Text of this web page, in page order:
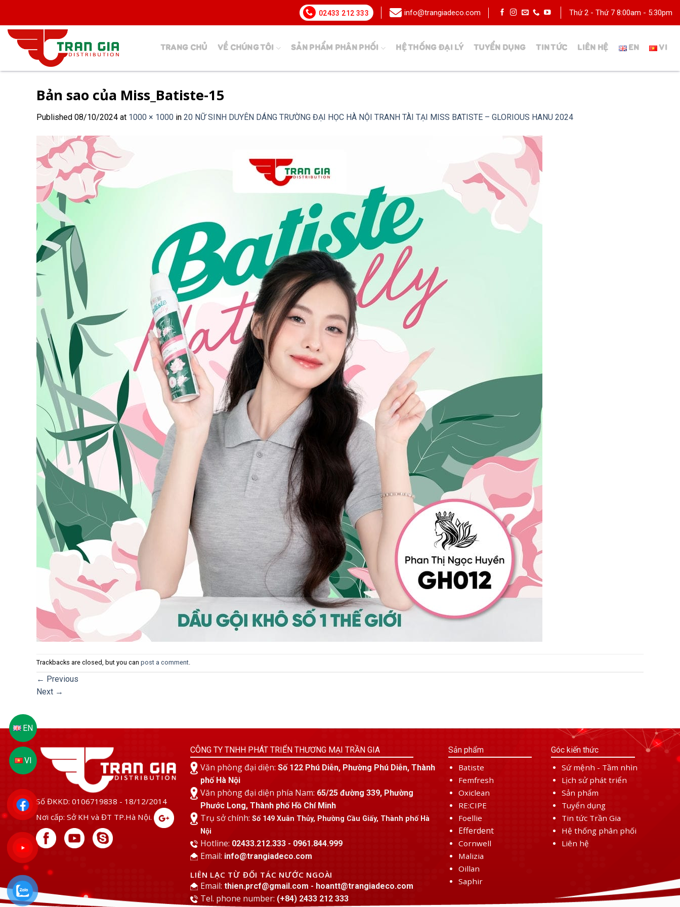
content
02433 212 333 info@trangiadeco.com Thứ 2 - Thứ 7 8:00am - 5:30pm
TRANG CHỦ VỀ CHÚNG TÔI SẢN PHẨM PHÂN PHỐI HỆ THỐNG ĐẠI LÝ TUYỂN DỤNG TIN TỨC LIÊN HỆ
Bản sao của Miss_Batiste-15
Published 08/10/2024 at 1000 × 1000 in 20 NỮ SINH DUYÊN DÁNG TRƯỜNG ĐẠI HỌC HÀ NỘI TRANH TÀI TẠI MISS BATISTE – GLORIOUS HANU 2024
Trackbacks are closed, but you can post a comment
← Previous
Next →
Số ĐKKD: 0106719838 - 18/12/2014
Nơi cấp: Sở KH và ĐT TP.Hà Nội.
CÔNG TY TNHH PHÁT TRIỂN THƯƠNG MẠI TRẦN GIA
Văn phòng đại diện:Số 122 Phú Diễn, Phường Phú Diễn, Thành
phố Hà Nội
Văn phòng đại diện phía Nam: 65/25 đường 339, Phường
Phước Long, Thành phố Hồ Chí Minh
Trụ sở chính:Số 149 Xuân Thủy, Phường Cầu Giấy, Thành phố Hà
Nội
Hotline: 02433.212.333 - 0961.844.999
Email: info@trangiadeco.com
LIÊN LẠC TỪ ĐỐI TÁC NƯỚC NGOÀI
Email:thien.prcf@gmail.com - hoantt@trangiadeco.com
Tel. phone number: (+84) 2433 212 333
Sản phẩm
Batiste
Femfresh
Oxiclean
RE:CIPE
Foellie
Efferdent
Cornwell
Malizia
Oillan
Saphir
Góc kiến thức
Sứ mệnh - Tầm nhìn
Lịch sử phát triển
Sản phẩm
Tuyển dụng
Tin tức Trần Gia
Hệ thống phân phối
Liên hệ